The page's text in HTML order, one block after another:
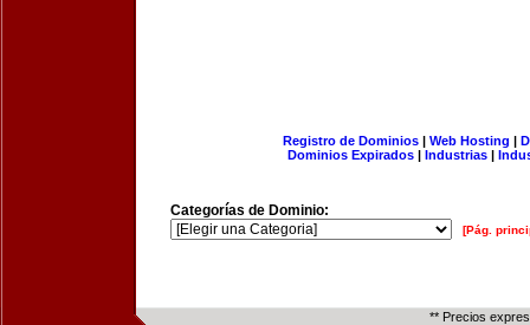
Registro de Dominios| Web Hosting |
Dominios Expirados | Industrias |
Categorías de Dominio:
[Pág.
** Precios